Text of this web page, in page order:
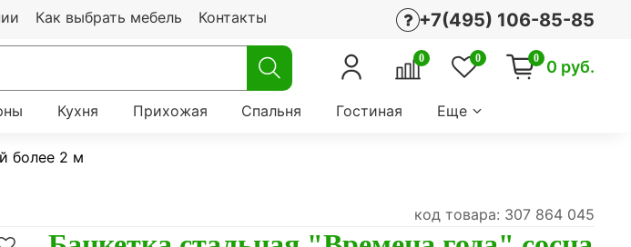
Как выбрать мебель Контакты +7(495) 106-85-85
0 0 0 0 руб.
Кухня Прихожая Спальня Гостиная Еще
более 2 м
код товара: 307 864 045